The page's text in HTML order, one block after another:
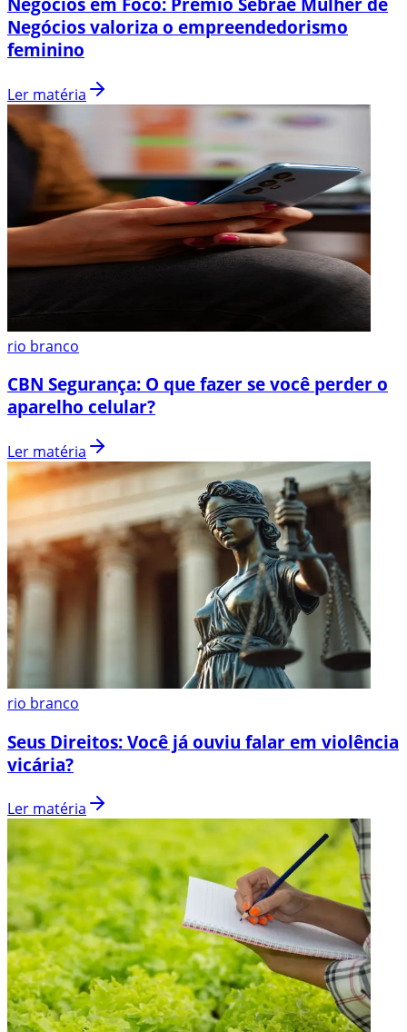
Negócios valoriza o empreendedorismo
feminino
Ler matéria
rio branco
CBN Segurança: O que fazer se você perder o
aparelho celular?
Ler matéria
rio branco
Seus Direitos: Você já ouviu falar em violência
vicária?
Ler matéria